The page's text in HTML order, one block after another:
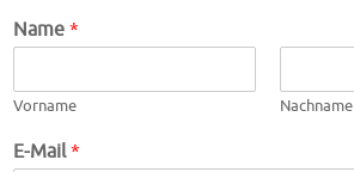
Name *
Vorname Nachname
E-Mail*